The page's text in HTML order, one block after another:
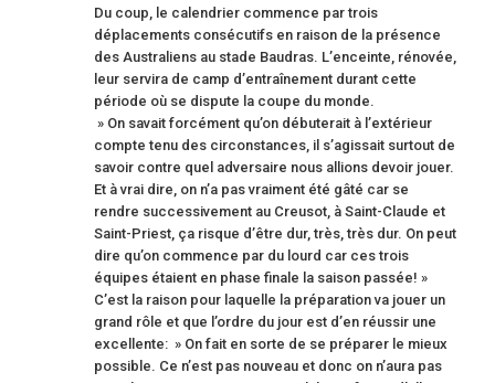
Du coup, le calendrier commence par trois
déplacements consécutifs en raison de la présence
des Australiens au stade Baudras. L’enceinte, rénovée,
leur servira de camp d’entraînement durant cette
période où se dispute la coupe du monde.
» On savait forcément qu’on débuterait à l’extérieur
compte tenu des circonstances, il s’agissait surtout de
savoir contre quel adversaire nous allions devoir jouer.
Et à vrai dire, on n’a pas vraiment été gâté car se
rendre successivement au Creusot, à Saint-Claude et
Saint-Priest, ça risque d’être dur, très, très dur. On peut
dire qu’on commence par du lourd car ces trois
équipes étaient en phase finale la saison passée! »
C’est la raison pour laquelle la préparation va jouer un
grand rôle et que l’ordre du jour est d’en réussir une
excellente: » On fait en sorte de se préparer le mieux
possible. Ce n’est pas nouveau et donc on n’aura pas